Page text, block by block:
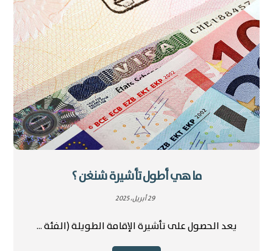
ما هي أطول تأشيرة شنغن ؟
29 أبريل، 2025
يعد الحصول على تأشيرة الإقامة الطويلة (الفئة ...